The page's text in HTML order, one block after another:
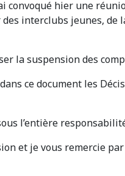
convoqué hier une
interclubs jeunes,
la suspension des
ce document les
l’entière
et je vous remercie